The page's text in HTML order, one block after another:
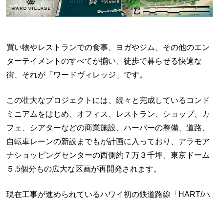
買い物やレストランでの食事、ヨガやジム、その他のエン
ターテイメントのすべてが揃い、徒歩で暮らせる快適な
街、それが「ワードヴィレッジ」です。
この壮大なプロジェクトには、続々と完成しているコンド
ミニアムをはじめ、オフィス、レストラン、ショップ、カ
フェ、シアターなどの商業施設、ハーバーの整備、道路、
自転車レーンの新設までもが計画に入っており、アラモア
ナショッピングセンターの西側約７万３千坪、東京ドーム
５.5個分もの広大な区画が再開発されます。
現在工事が進められているハワイ初の鉄道路線「HART/ハ